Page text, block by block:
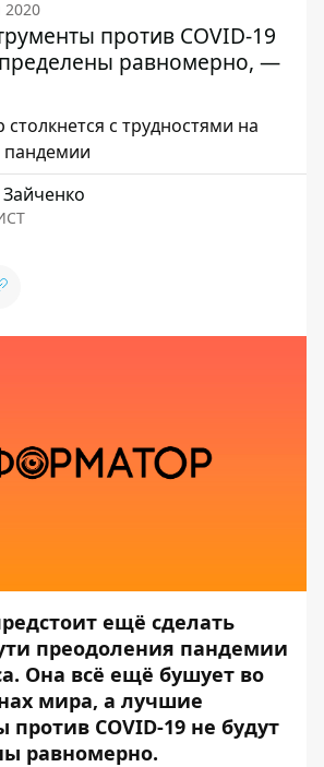
2020
против COVID-19
равномерно, —
столкнется с трудностями на
пандемии
ещё сделать
преодоления пандемии
Она всё ещё бушует во
мира, а лучшие
против COVID-19 не будут
равномерно.